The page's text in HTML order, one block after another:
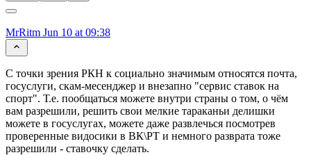
MrRitm Jun 10 at 09:38
С точки зрения РКН к социально значимым относятся почта,
госуслуги, скам-месенджер и внезапно "сервис ставок на
спорт". Т.е. пообщаться можете внутри страны о том, о чём
вам разрешили, решить свои мелкие тараканьи делишки
можете в госуслугах, можете даже развлечься посмотрев
проверенные видосики в ВК\РТ и немного разврата тоже
разрешили - ставочку сделать.